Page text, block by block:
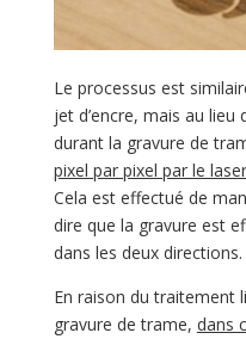
Le processus est
jet d’encre, mais au lieu
durant la gravure de
pixel par pixel par le laser
Cela est effectué de
dire que la gravure est
dans les deux directions.
En raison du traitement
gravure de trame, dans